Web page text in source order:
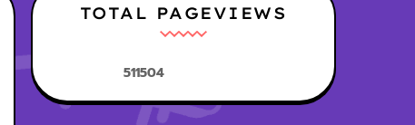
TOTAL PAGEVIEWS
511504